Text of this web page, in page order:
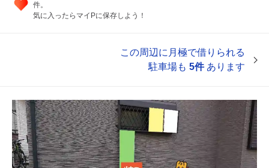
件。
気に入ったらマイPに保存しよう！
この周辺に月極で借りられる
駐車場も 5件あります